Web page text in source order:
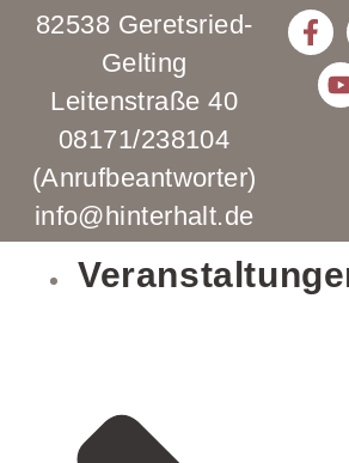
82538 Geretsried-
Gelting
Leitenstraße 40
08171/238104
(Anrufbeantworter)
info@hinterhalt.de